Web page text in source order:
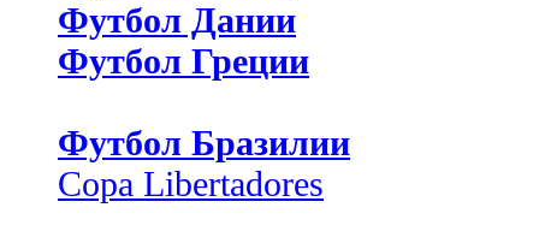
Футбол Дании
Футбол Греции
Футбол Бразилии
Copa Libertadores